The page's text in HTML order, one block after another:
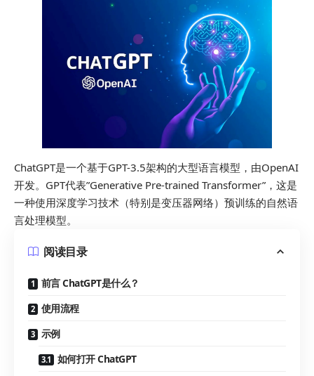
ChatGPT是一个基于GPT-3.5架构的大型语言模型，由OpenAI
开发。GPT代表”Generative Pre-trained Transformer”，这是
一种使用深度学习技术（特别是变压器网络）预训练的自然语
言处理模型。
阅读目录
前言 ChatGPT是什么？
使用流程
示例
如何打开 ChatGPT